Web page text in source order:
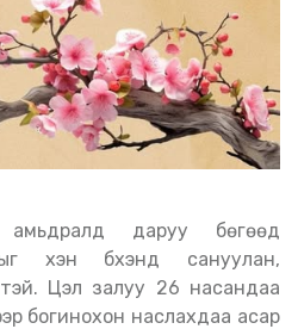
амьдралд даруу бөгөөд
хэн бүхэнд сануулан,
Цэл залуу 26 насандаа
богинохон наслахдаа асар